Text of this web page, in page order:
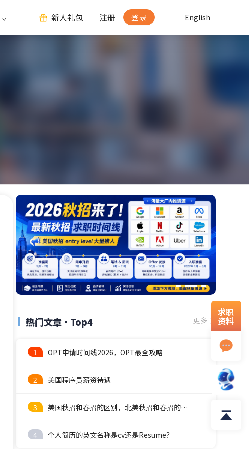
新人礼包 注册 登 录 English
热门文章·Top4 更多
1 OPT申请时间线2026，OPT最全攻略
2 美国程序员薪资待遇
3 美国秋招和春招的区别，北美秋招和春招的时间线
4 个人简历的英文名称是cv还是Resume？
求职
资料